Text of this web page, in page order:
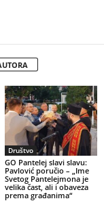
Društvo
GO Pantelej slavi slavu:
Pavlović poručio – „Ime
Svetog Pantelejmona je
velika čast, ali i obaveza
prema građanima“